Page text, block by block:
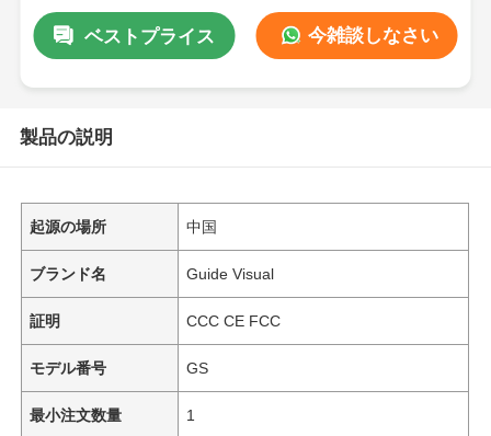
ベストプライス 今雑談しなさい
製品の説明
起源の場所 中国
ブランド名 Guide Visual
証明 CCC CE FCC
モデル番号 GS
最小注文数量 1